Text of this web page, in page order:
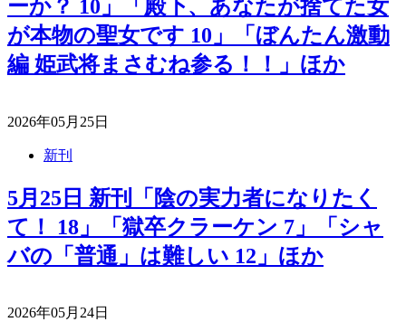
ーか？ 10」「殿下、あなたが捨てた女
が本物の聖女です 10」「ぼんたん激動
編 姫武将まさむね参る！！」ほか
2026年05月25日
新刊
5月25日 新刊「陰の実力者になりたく
て！ 18」「獄卒クラーケン 7」「シャ
バの「普通」は難しい 12」ほか
2026年05月24日